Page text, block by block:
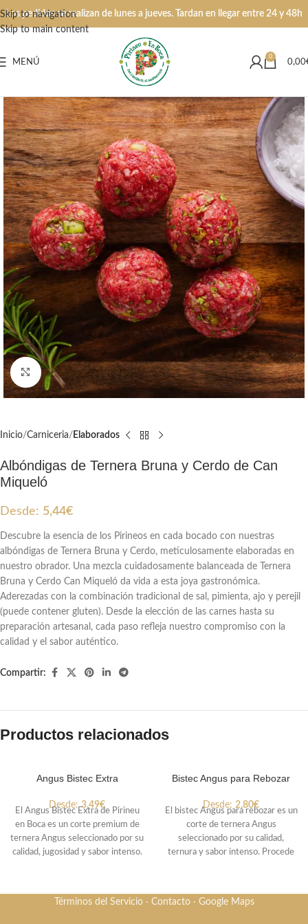
Skip to navigation
Skip to main content
Los pedidos se realizan de lunes a jueves. Tardan en llegar entre 24 y 48h
MENÚ
0
0,00
Clic para ampliar
Inicio Carniceria Elaborados
Albóndigas de Ternera Bruna y Cerdo de Can
Miqueló
Desde: 5,44€
Descubre la esencia de los Pirineos en cada bocado con nuestras
albóndigas de Ternera Bruna y Cerdo, meticulosamente elaboradas en
nuestro obrador. Una mezcla cuidadosamente balanceada de Ternera
Bruna y Cerdo Can Miqueló da vida a esta joya gastronómica.
Aderezadas con la combinación tradicional de sal, pimienta, ajo y perejil
(puede contener gluten). Desde la elección de las carnes hasta su
preparación artesanal, cada paso refleja nuestro compromiso con la
calidad y el sabor auténtico.
Compartir:
Productos relacionados
Angus Bistec Extra
Desde:3,49€
El Angus Bistec Extra de Pirineu
en Boca es un corte premium de
ternera Angus seleccionado por su
calidad, jugosidad y sabor intenso.
de l’Empordà en un entorno
natural y con alimentación
Bistec Angus para Rebozar
Desde: 2,80€
El bistec Angus para rebozar es un
corte de ternera Angus
seleccionado por su calidad,
ternura y sabor intenso. Procede
entorno natural y alimentación de
pasto, lo que garantiza una carne
Términos del Servicio· Contacto· Google Maps